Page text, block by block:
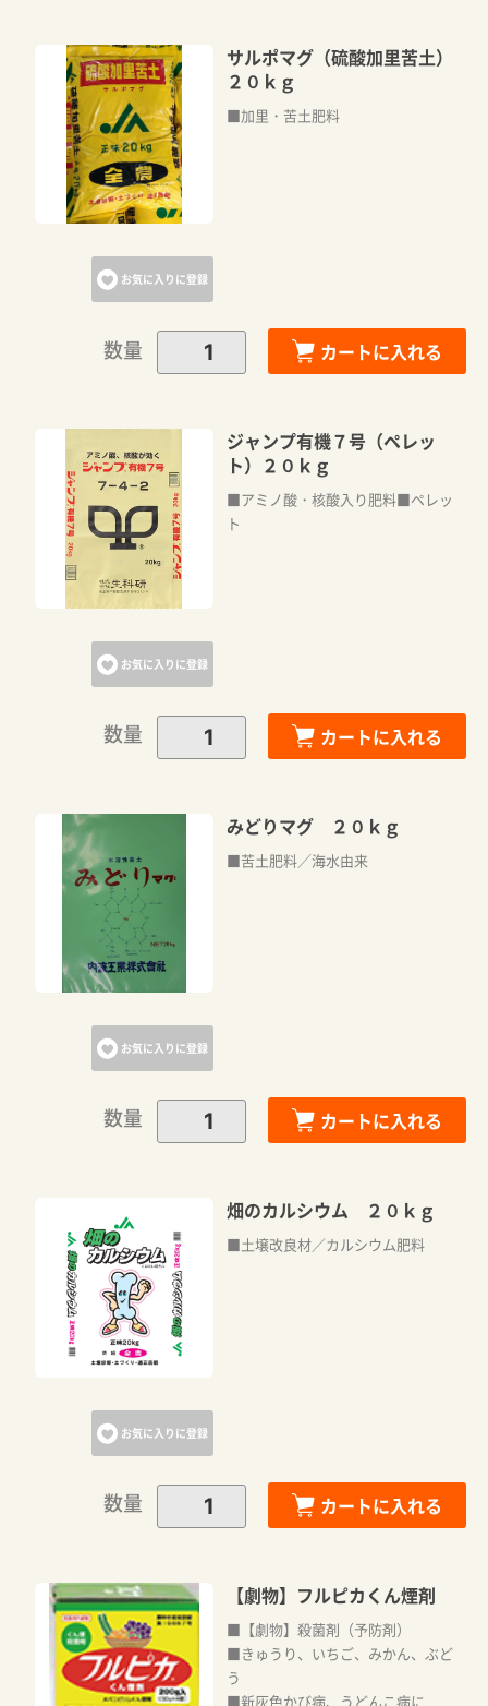
お気に入りに登録
サルポマグ（硫酸加里苦土）
２０ｋｇ
■加里・苦土肥料
数量 カートに入れる
お気に入りに登録
ジャンプ有機７号（ペレッ
ト）２０ｋｇ
■アミノ酸・核酸入り肥料■ペレッ
ト
数量 カートに入れる
お気に入りに登録
みどりマグ ２０ｋｇ
■苦土肥料／海水由来
数量 カートに入れる
お気に入りに登録
畑のカルシウム ２０ｋｇ
■土壌改良材／カルシウム肥料
数量 カートに入れる
【劇物】フルピカくん煙剤
■【劇物】殺菌剤（予防剤）
■きゅうり、いちご、みかん、ぶど
う
■新灰色かび病、うどんこ病に